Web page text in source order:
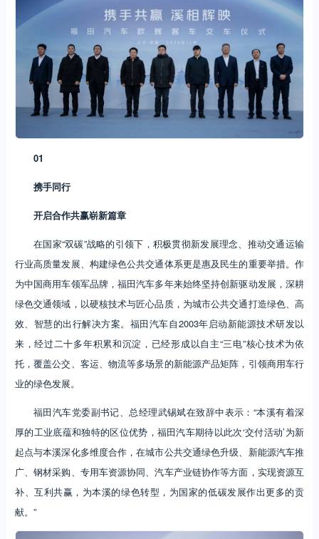
01
携手同行
开启合作共赢崭新篇章
在国家“双碳”战略的引领下，积极贯彻新发展理念、推动交通运输
行业高质量发展、构建绿色公共交通体系更是惠及民生的重要举措。作
为中国商用车领军品牌，福田汽车多年来始终坚持创新驱动发展，深耕
绿色交通领域，以硬核技术与匠心品质，为城市公共交通打造绿色、高
效、智慧的出行解决方案。福田汽车自2003年启动新能源技术研发以
来，经过二十多年积累和沉淀，已经形成以自主“三电”核心技术为依
托，覆盖公交、客运、物流等多场景的新能源产品矩阵，引领商用车行
业的绿色发展。
福田汽车党委副书记、总经理武锡斌在致辞中表示：“本溪有着深
厚的工业底蕴和独特的区位优势，福田汽车期待以此次‘交付活动’为新
起点与本溪深化多维度合作，在城市公共交通绿色升级、新能源汽车推
广、钢材采购、专用车资源协同、汽车产业链协作等方面，实现资源互
补、互利共赢，为本溪的绿色转型，为国家的低碳发展作出更多的贡
献。”